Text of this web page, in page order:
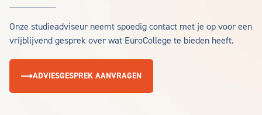
Onze studieadviseur neemt spoedig contact met je op voor een
vrijblijvend gesprek over wat EuroCollege te bieden heeft.
ADVIESGESPREK AANVRAGEN